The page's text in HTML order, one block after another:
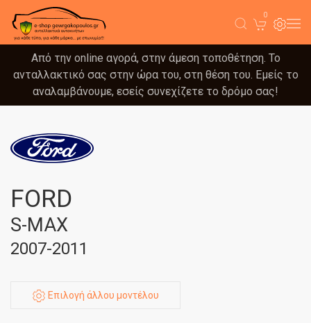
0
Από την online αγορά, στην άμεση τοποθέτηση. Το
ανταλλακτικό σας στην ώρα του, στη θέση του. Εμείς το
αναλαμβάνουμε, εσείς συνεχίζετε το δρόμο σας!
FORD
S-MAX
2007-2011
Επιλογή άλλου μοντέλου